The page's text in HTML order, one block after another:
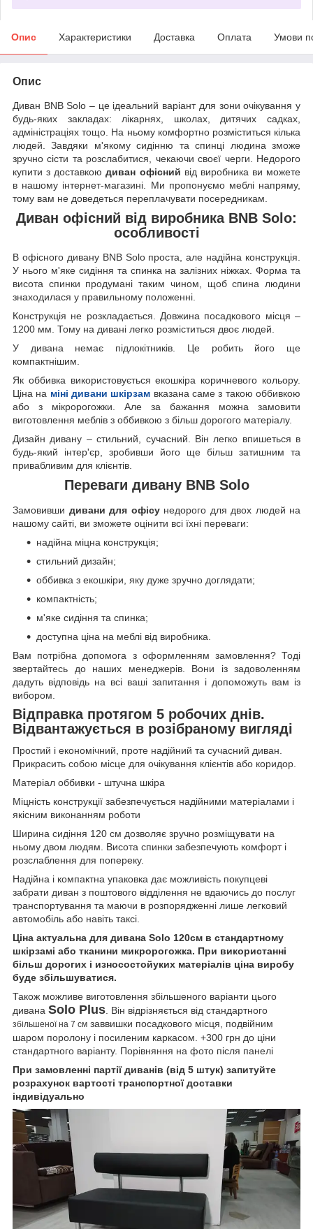
Опис Характеристики Доставка Оплата Умови
Опис
Диван BNB Solo – це ідеальний варіант для зони очікування у
будь-яких закладах: лікарнях, школах, дитячих садках,
адміністраціях тощо. На ньому комфортно розміститься кілька
людей. Завдяки м'якому сидінню та спинці людина зможе
зручно сісти та розслабитися, чекаючи своєї черги. Недорого
купити з доставкоюдиван офісний від виробника ви можете
в нашому інтернет-магазині. Ми пропонуємо меблі напряму,
тому вам не доведеться переплачувати посередникам.
Диван офісний від виробника BNB Solo:
особливості
В офісного дивану BNB Solo проста, але надійна конструкція.
У нього м'яке сидіння та спинка на залізних ніжках. Форма та
висота спинки продумані таким чином, щоб спина людини
знаходилася у правильному положенні.
Конструкція не розкладається. Довжина посадкового місця –
1200 мм. Тому на дивані легко розміститься двоє людей.
У дивана немає підлокітників. Це робить його ще
компактнішим.
Як оббивка використовується екошкіра коричневого кольору.
Ціна на міні дивани шкірзам вказана саме з такою оббивкою
або з мікророгожки. Але за бажання можна замовити
виготовлення меблів з оббивкою з більш дорогого матеріалу.
Дизайн дивану – стильний, сучасний. Він легко впишеться в
будь-який інтер'єр, зробивши його ще більш затишним та
привабливим для клієнтів.
Переваги дивану BNB Solo
Замовивши дивани для офісунедорого для двох людей на
нашому сайті, ви зможете оцінити всі їхні переваги:
надійна міцна конструкція;
стильний дизайн;
оббивка з екошкіри, яку дуже зручно доглядати;
компактність;
м'яке сидіння та спинка;
доступна ціна на меблі від виробника.
Вам потрібна допомога з оформленням замовлення? Тоді
звертайтесь до наших менеджерів. Вони із задоволенням
дадуть відповідь на всі ваші запитання і допоможуть вам із
вибором.
Відправка протягом 5 робочих днів.
Відвантажується в розібраному вигляді
Простий і економічний, проте надійний та сучасний диван.
Прикрасить собою місце для очікування клієнтів або коридор.
Матеріал оббивки - штучна шкіра
Міцність конструкції забезпечується надійними матеріалами і
якісним виконанням роботи
Ширина сидіння 120 см дозволяє зручно розміщувати на
ньому двом людям. Висота спинки забезпечують комфорт і
розслаблення для попереку.
Надійна і компактна упаковка дає можливість покупцеві
забрати диван з поштового відділення не вдаючись до послуг
транспортування та маючи в розпорядженні лише легковий
автомобіль або навіть таксі.
Ціна актуальна для дивана Solo 120см в стандартному
шкірзамі або тканини микророгожка. При використанні
більш дорогих і износостойуких матеріалів ціна виробу
буде збільшуватися.
Також можливе виготовлення збільшеного варіанти цього
дивана Solo Plus . Він відрізняється від стандартного
збільшеної на 7 см заввишки посадкового місця, подвійним
шаром поролону і посиленим каркасом. +300 грн до ціни
стандартного варіанту. Порівняння на фото після панелі
При замовленні партії диванів (від 5 штук) запитуйте
розрахунок вартості транспортної доставки
індивідуально